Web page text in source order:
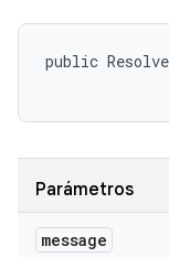
public
Parámetros
message